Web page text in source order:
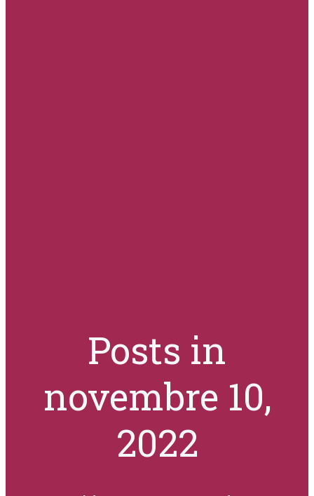
Posts in
novembre 10,
2022